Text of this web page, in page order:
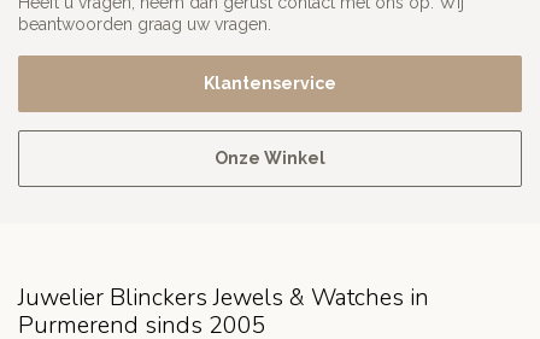
beantwoorden graag uw vragen.
Klantenservice
Onze Winkel
Juwelier Blinckers Jewels & Watches in
Purmerend sinds 2005